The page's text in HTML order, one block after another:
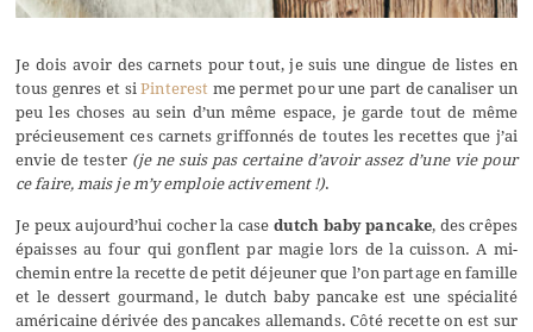
Je dois avoir des carnets pour tout, je suis une dingue de listes en
tous genres et siPinterest me permet pour une part de canaliser un
peu les choses au sein d’un même espace, je garde tout de même
précieusement ces carnets griffonnés de toutes les recettes que j’ai
envie de tester(je ne suis pas certaine d’avoir assez d’une vie pour
ce faire, mais je m’y emploie activement !).
Je peux aujourd’hui cocher la case dutch baby pancake, des crêpes
épaisses au four qui gonflent par magie lors de la cuisson. A mi-
chemin entre la recette de petit déjeuner que l’on partage en famille
et le dessert gourmand, le dutch baby pancake est une spécialité
américaine dérivée des pancakes allemands. Côté recette on est sur